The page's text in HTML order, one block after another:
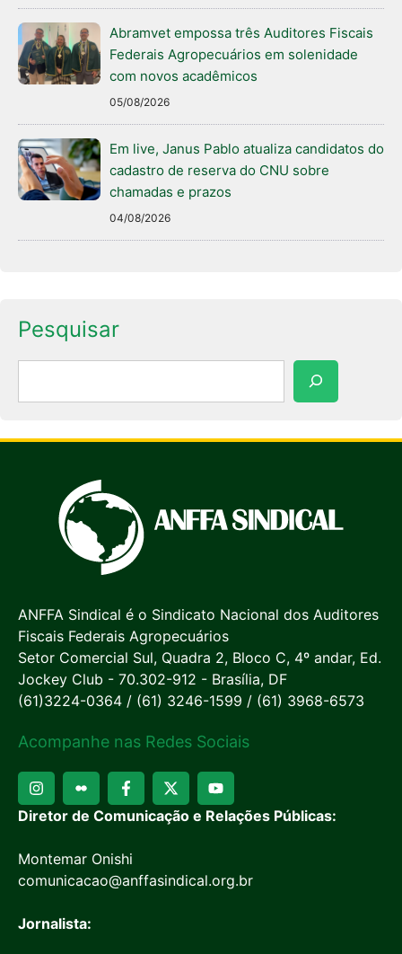
Abramvet empossa três Auditores Fiscais
Federais Agropecuários em solenidade
com novos acadêmicos
05/08/2026
Em live, Janus Pablo atualiza candidatos do
cadastro de reserva do CNU sobre
chamadas e prazos
04/08/2026
Pesquisar
ANFFA Sindical é o Sindicato Nacional dos Auditores
Fiscais Federais Agropecuários
Setor Comercial Sul, Quadra 2, Bloco C, 4º andar, Ed.
Jockey Club - 70.302-912 - Brasília, DF
(61)3224-0364 / (61) 3246-1599 / (61) 3968-6573
Acompanhe nas Redes Sociais
Diretor de Comunicação e Relações Públicas:
Montemar Onishi
comunicacao@anffasindical.org.br
Jornalista: